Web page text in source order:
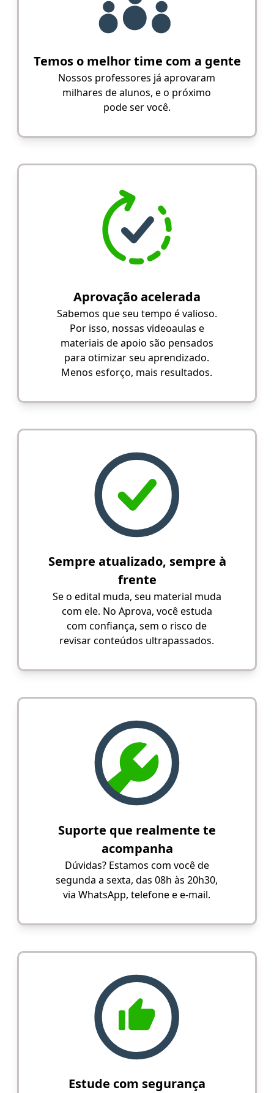
Temos o melhor time com a gente
Nossos professores já aprovaram
milhares de alunos, e o próximo
pode ser você.
Aprovação acelerada
Sabemos que seu tempo é valioso.
Por isso, nossas videoaulas e
materiais de apoio são pensados
para otimizar seu aprendizado.
Menos esforço, mais resultados.
Sempre atualizado, sempre à
frente
Se o edital muda, seu material muda
com ele. No Aprova, você estuda
com confiança, sem o risco de
revisar conteúdos ultrapassados.
Suporte que realmente te
acompanha
Dúvidas? Estamos com você de
segunda a sexta, das 08h às 20h30,
via WhatsApp, telefone e e-mail.
Estude com segurança